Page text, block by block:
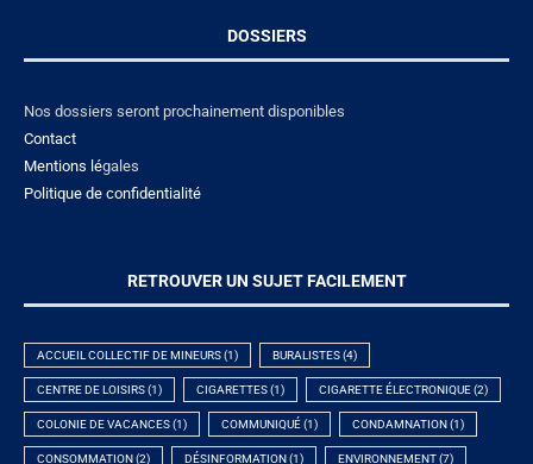
DOSSIERS
Nos dossiers seront prochainement disponibles
Contact
Mentions légales
Politique de confidentialité
RETROUVER UN SUJET FACILEMENT
ACCUEIL COLLECTIF DE MINEURS(1) BURALISTES(4)
CENTRE DE LOISIRS(1) CIGARETTES(1) CIGARETTE ÉLECTRONIQUE(2)
COLONIE DE VACANCES(1) COMMUNIQUÉ(1) CONDAMNATION (1)
CONSOMMATION (2) DÉSINFORMATION (1) ENVIRONNEMENT(7)